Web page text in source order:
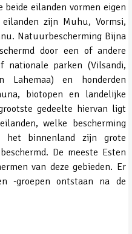
beide eilanden vormen eigen
zijn Muhu, Vormsi,
Natuurbescherming Bijna
door een of andere
nationale parken (Vilsandi,
Lahemaa) en honderden
biotopen en landelijke
gedeelte hiervan ligt
welke bescherming
het binnenland zijn grote
De meeste Esten
van deze gebieden. Er
-groepen ontstaan na de